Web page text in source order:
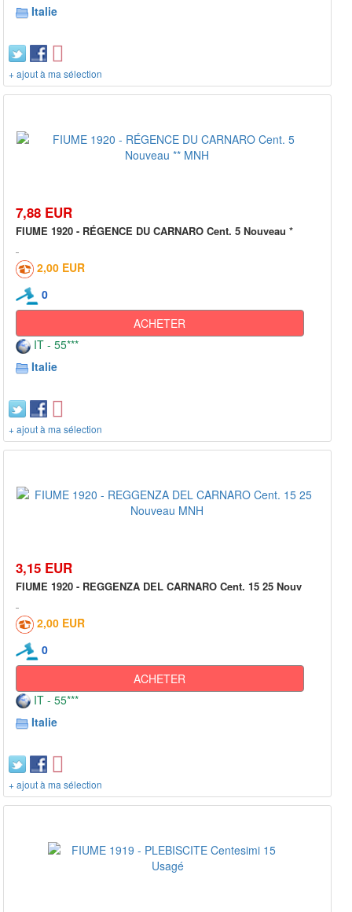
Italie
+ ajout à ma sélection
7,88 EUR
FIUME 1920 - RÉGENCE DU CARNARO Cent. 5 Nouveau *
2,00 EUR
0
ACHETER
IT - 55***
Italie
+ ajout à ma sélection
3,15 EUR
FIUME 1920 - REGGENZA DEL CARNARO Cent. 15 25 Nouv
2,00 EUR
0
ACHETER
IT - 55***
Italie
+ ajout à ma sélection